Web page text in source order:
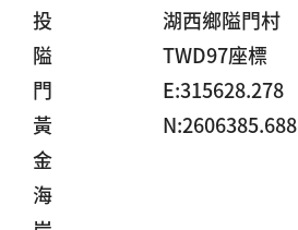
投
隘
門
黃
金
海
湖西鄉隘門村
TWD97座標
E:315628.278
N:2606385.688